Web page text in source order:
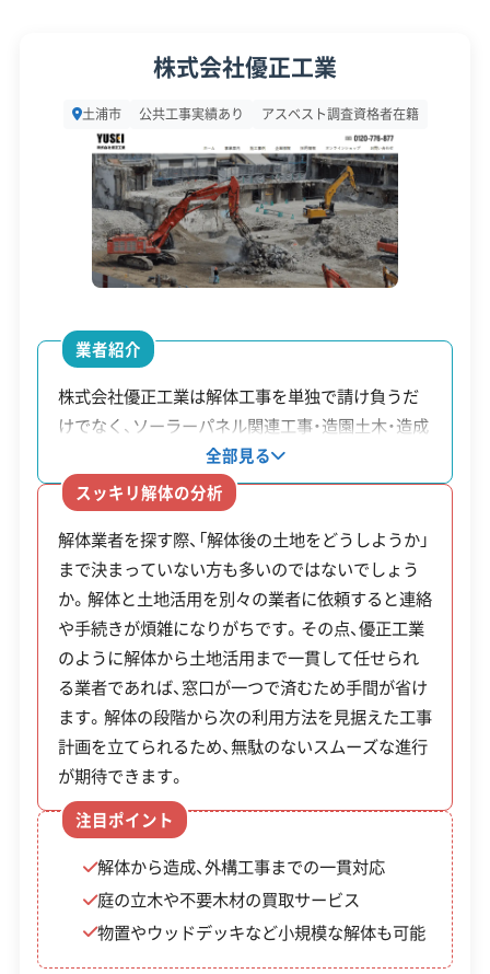
す。この地盤の特性は、解体工事にも直接影響しま
例えば、重機を動かす振動で地盤が緩み、重機自体
が沈んだり転倒したりする危険があります。そのた
め、通常よりも頑丈な地盤養生が欠かせません。さ
らに、地中に残っている古い杭基礎の引き抜きが、
殊な技術や追加費用が必要になることもあります。
解体工事・空き家対策の補助金
土浦市では、危険な空き家の解体やブロック塀
の撤去に対して、最大で120万円にもなる手厚
い補助金制度を用意しています。
制度
補助金
額・率
対象・条件
老朽
危険
【通常】
1/3（上
限50
市の基準を超えるほど傷みが激
保有資格(9)
建設業許可 解体工事業登録
産業廃棄物収集運搬業許可
産業廃棄物処分業許可
石綿作業主任者
建築物石綿含有建材調査者
解体工事施工技士
1級土木施工管理技士
1級建設機械施工管理技士
安全対策・リスク管理
工事賠償責任保険 違反歴なし 表彰・受賞
現場清掃
ISO認証
電子マニフェスト 地域貢献・ボランティア
顧客対応・サービス(17)
自社ホームページ 無料見積もり 不要品回収
不要品買取
不動産取引
補助金・助成金申請 土地活用
滅失登記
建設リサイクル届
近隣挨拶
翌営業日連絡
クレジットカード
解体ローン SNS 土対応
日祝対応
※項目にカーソルを合わせると詳細な説明が表示されます。
株式会社優正工業
土浦市 公共工事実績あり アスベスト調査資格者在籍
業者紹介
株式会社優正工業は解体工事を単独で請け負うだ
けでなく、ソーラーパネル関連工事・造園土木・造成
工事といった幅広い事業を手掛けている会社です。
同社の強みは、建物を解体した後の土地活用までを
一貫して相談できる点にあります。同社はメガソー
ラー施設や駐車場の施工実績があるため、解体後の
更地をどのように活用すればよいか、具体的な選択
肢を示しながら提案を行います。また、家屋全体の
ような大きな建物の解体はもちろん、庭の小さな物
置や古くなったウッドデッキの撤去といった小規
模な工事にも対応しています。処分に困りがちな庭
の立木などを買い取るリサイクル事業も展開して
おり、解体に伴うさまざまな課題をまとめて解決で
きる体制が整っています。
全部見る
スッキリ解体の分析
解体業者を探す際、「解体後の土地をどうしようか」
まで決まっていない方も多いのではないでしょう
か。解体と土地活用を別々の業者に依頼すると連絡
や手続きが煩雑になりがちです。その点、優正工業
のように解体から土地活用まで一貫して任せられ
る業者であれば、窓口が一つで済むため手間が省け
ます。解体の段階から次の利用方法を見据えた工事
計画を立てられるため、無駄のないスムーズな進行
が期待できます。
注目ポイント
解体から造成、外構工事までの一貫対応
庭の立木や不要木材の買取サービス
物置やウッドデッキなど小規模な解体も可能